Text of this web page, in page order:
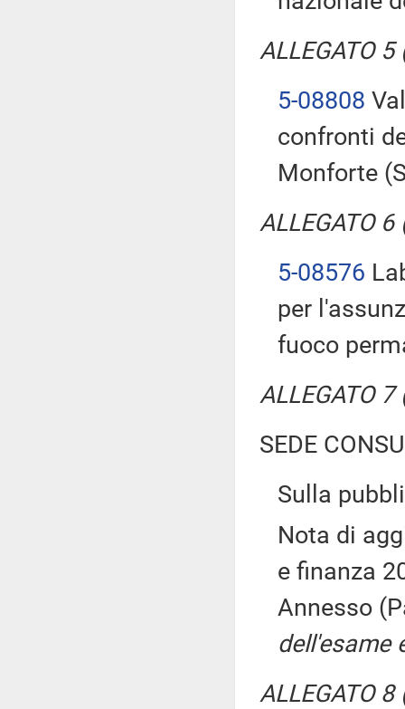
ALLEGATO
5-08808
confronti
Monforte
ALLEGATO
5-08576
per
fuoco
ALLEGATO
SEDE
Sulla
Nota di
e finanza
Annesso
dell'esame
ALLEGATO